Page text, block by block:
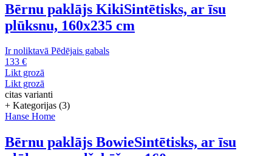
Bērnu paklājs KikiSintētisks, ar īsu
plūksnu, 160x235 cm
Ir noliktavā Pēdējais gabals
133 €
Likt grozā
Likt grozā
citas varianti
+ Kategorijas (3)
Hanse Home
Bērnu paklājs BowieSintētisks, ar īsu